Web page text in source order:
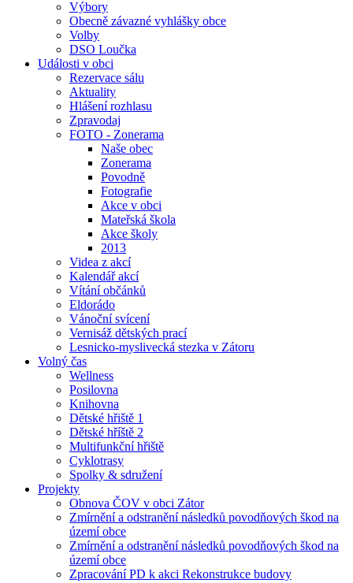
Výbory
Obecně závazné vyhlášky obce
Volby
DSO Loučka
Události v obci
Rezervace sálu
Aktuality
Hlášení rozhlasu
Zpravodaj
FOTO - Zonerama
Naše obec
Zonerama
Povodně
Fotografie
Akce v obci
Mateřská škola
Akce školy
2013
Videa z akcí
Kalendář akcí
Vítání občánků
Eldorádo
Vánoční svícení
Vernisáž dětských prací
Lesnicko-myslivecká stezka v Zátoru
Volný čas
Wellness
Posilovna
Knihovna
Dětské hřiště 1
Dětské hříště 2
Multifunkční hřiště
Cyklotrasy
Spolky & sdružení
Projekty
Obnova ČOV v obci Zátor
Zmírnění a odstranění následků povodňových škod na
území obce
Zmírnění a odstranění následků povodňových škod na
území obce
Zpracování PD k akci Rekonstrukce budovy